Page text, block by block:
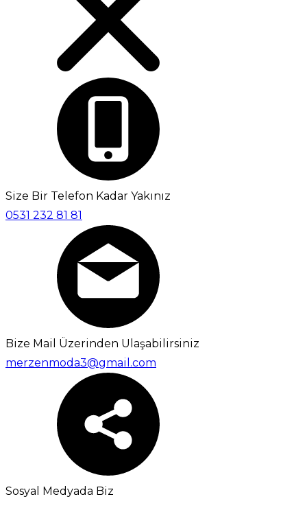
Size Bir Telefon Kadar Yakınız
0531 232 81 81
Bize Mail Üzerinden Ulaşabilirsiniz
merzenmoda3@gmail.com
Sosyal Medyada Biz